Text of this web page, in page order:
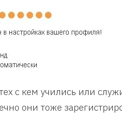
с кем учились или
они тоже